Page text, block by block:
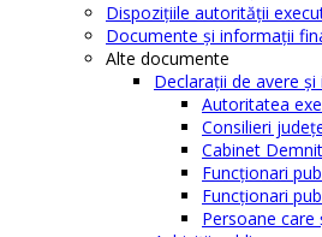
Dispoziţiile autorităţii
Documente şi informaţii
Alte documente
Declaraţii de avere şi
Autoritatea
Consilieri
Cabinet
Funcţionari
Funcționari
Persoane